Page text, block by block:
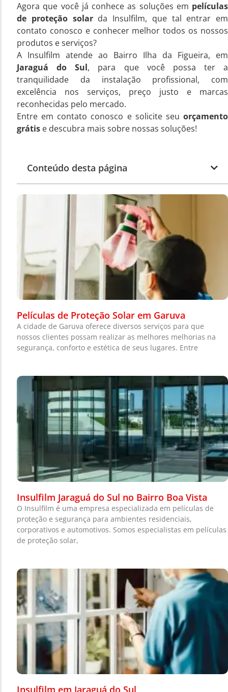
Agora que você já conhece as soluções em películas
de proteção solarda Insulfilm, que tal entrar em
contato conosco e conhecer melhor todos os nossos
produtos e serviços?
A Insulfilm atende ao Bairro Ilha da Figueira, em
Jaraguá do Sul, para que você possa ter a
tranquilidade da instalação profissional, com
excelência nos serviços, preço justo e marcas
reconhecidas pelo mercado.
Entre em contato conosco e solicite seu orçamento
grátis e descubra mais sobre nossas soluções!
Conteúdo desta página
Películas de Proteção Solar em Garuva
A cidade de Garuva oferece diversos serviços para que
nossos clientes possam realizar as melhores melhorias na
segurança, conforto e estética de seus lugares. Entre
Insulfilm Jaraguá do Sul no Bairro Boa Vista
O Insulfilm é uma empresa especializada em películas de
proteção e segurança para ambientes residenciais,
corporativos e automotivos. Somos especialistas em películas
de proteção solar,